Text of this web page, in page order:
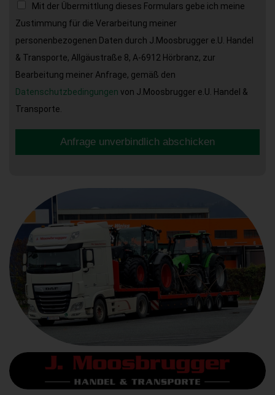
Mit der Übermittlung dieses Formulars gebe ich meine
Zustimmung für die Verarbeitung meiner
personenbezogenen Daten durch J.Moosbrugger e.U. Handel
& Transporte, Allgäustraße 8, A-6912 Hörbranz, zur
Bearbeitung meiner Anfrage, gemäß den
Datenschutzbedingungen von J.Moosbrugger e.U. Handel &
Transporte.
Anfrage unverbindlich abschicken